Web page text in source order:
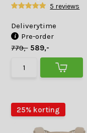
5 reviews
Deliverytime
Pre-order
779,- 589,-
25% korting